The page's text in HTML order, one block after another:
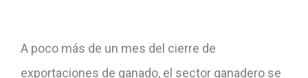
A poco más de un mes del cierre de
exportaciones de ganado, el sector ganadero se